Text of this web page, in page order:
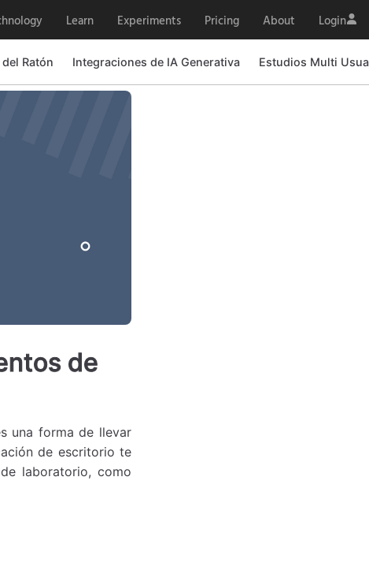
Learn Experiments Pricing About Login
Ratón Integraciones de IA Generativa Estudios Multi
de
una forma de llevar
de escritorio te
laboratorio, como